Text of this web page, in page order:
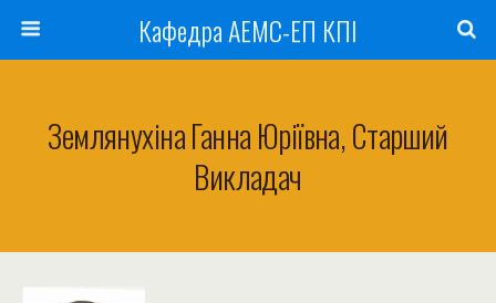
Кафедра АЕМС-ЕП КПІ
Землянухіна Ганна Юріївна, Старший
Викладач